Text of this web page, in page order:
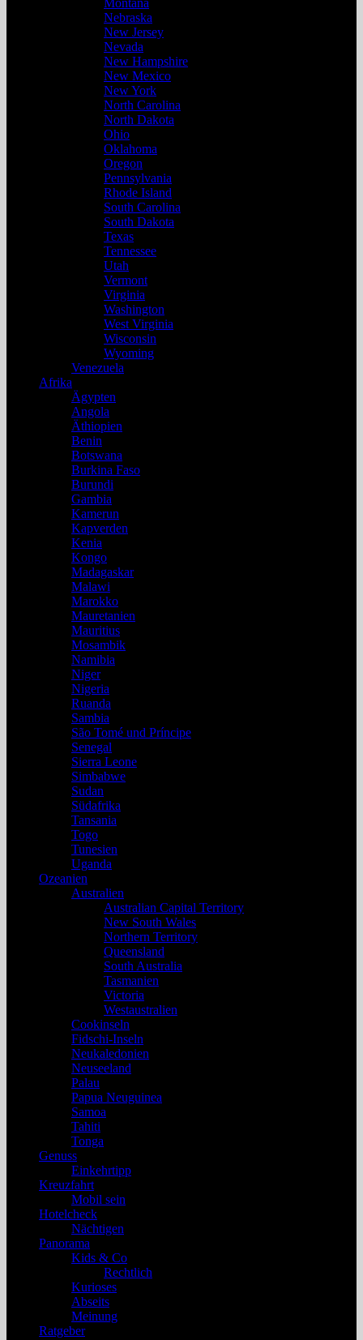
Montana
Nebraska
New Jersey
Nevada
New Hampshire
New Mexico
New York
North Carolina
North Dakota
Ohio
Oklahoma
Oregon
Pennsylvania
Rhode Island
South Carolina
South Dakota
Texas
Tennessee
Utah
Vermont
Virginia
Washington
West Virginia
Wisconsin
Wyoming
Venezuela
Afrika
Ägypten
Angola
Äthiopien
Benin
Botswana
Burkina Faso
Burundi
Gambia
Kamerun
Kapverden
Kenia
Kongo
Madagaskar
Malawi
Marokko
Mauretanien
Mauritius
Mosambik
Namibia
Niger
Nigeria
Ruanda
Sambia
São Tomé und Príncipe
Senegal
Sierra Leone
Simbabwe
Sudan
Südafrika
Tansania
Togo
Tunesien
Uganda
Ozeanien
Australien
Australian Capital Territory
New South Wales
Northern Territory
Queensland
South Australia
Tasmanien
Victoria
Westaustralien
Cookinseln
Fidschi-Inseln
Neukaledonien
Neuseeland
Palau
Papua Neuguinea
Samoa
Tahiti
Tonga
Genuss
Einkehrtipp
Kreuzfahrt
Mobil sein
Hotelcheck
Nächtigen
Panorama
Kids & Co
Rechtlich
Kurioses
Abseits
Meinung
Ratgeber